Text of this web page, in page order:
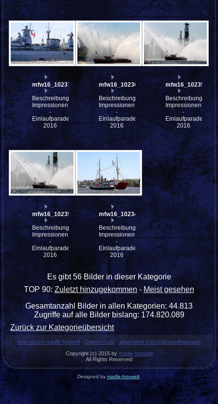
mfw16_102371
Beschreibung:
Impressionen
-
Einlaufparade
2016
mfw16_102367
Beschreibung:
Impressionen
-
Einlaufparade
2016
mfw16_102358
Beschreibung:
Impressionen
-
Einlaufparade
2016
mfw16_102357
Beschreibung:
Impressionen
-
Einlaufparade
2016
mfw16_102344
Beschreibung:
Impressionen
-
Einlaufparade
2016
Es gibt 56 Bilder in dieser Kategorie
TOP 90: Zuletzt hinzugekommen - Meist gesehen
Gesamtanzahl Bilder in allen Kategorien: 44.813
Zugriffe auf alle Bilder bislang: 174.820.089
Zurück zur Kategorieübersicht
Impressum madle-fotowelt Datenschutz
allgemeine Geschäftsbedingungen
Copyright (c) 2015 bymadle-fotowelt
All Rights Reserved
Designed by madle-fotowelt.